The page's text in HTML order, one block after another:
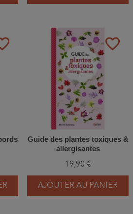
favorite_border
Guide des plantes toxiques &
allergisantes
19,90 €
AJOUTER AU PANIER